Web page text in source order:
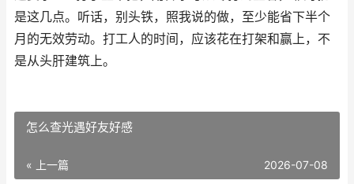
是这几点。听话，别头铁，照我说的做，至少能省下半个
月的无效劳动。打工人的时间，应该花在打架和赢上，不
是从头肝建筑上。
怎么查光遇好友好感
« 上一篇 2026-07-08